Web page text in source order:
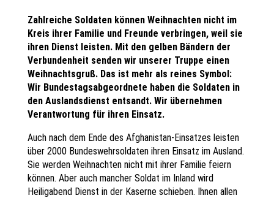
Zahlreiche Soldaten können Weihnachten nicht im
Kreis ihrer Familie und Freunde verbringen, weil sie
ihren Dienst leisten. Mit den gelben Bändern der
Verbundenheit senden wir unserer Truppe einen
Weihnachtsgruß. Das ist mehr als reines Symbol:
Wir Bundestagsabgeordnete haben die Soldaten in
den Auslandsdienst entsandt. Wir übernehmen
Verantwortung für ihren Einsatz.
Auch nach dem Ende des Afghanistan-Einsatzes leisten
über 2000 Bundeswehrsoldaten ihren Einsatz im Ausland.
Sie werden Weihnachten nicht mit ihrer Familie feiern
können. Aber auch mancher Soldat im Inland wird
Heiligabend Dienst in der Kaserne schieben. Ihnen allen